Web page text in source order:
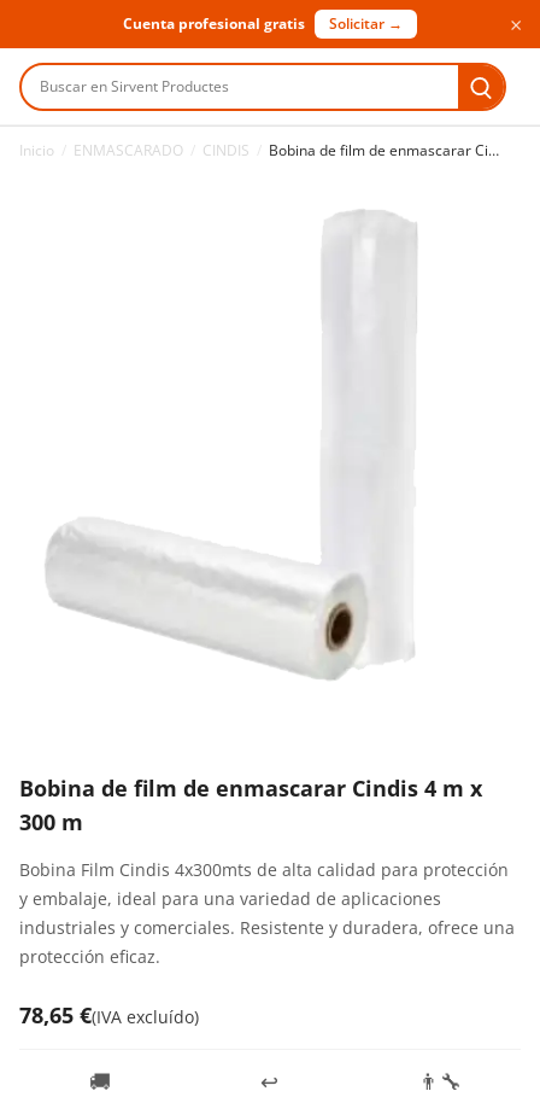
Cuenta profesional gratis Solicitar → ×
Buscar en Sirvent Productes
Inicio ENMASCARADO CINDIS Bobina de film de enmascarar Cindis 4 m x 300 m
Bobina de film de enmascarar Cindis 4 m x
300 m
Bobina Film Cindis 4x300mts de alta calidad para protección
y embalaje, ideal para una variedad de aplicaciones
industriales y comerciales. Resistente y duradera, ofrece una
protección eficaz.
78,65 €(IVA excluído)
🚚 ↩️ 👨‍🔧